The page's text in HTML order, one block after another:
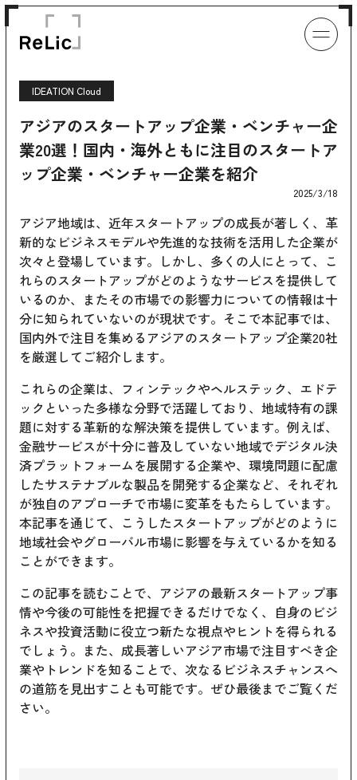
IDEATION Cloud
アジアのスタートアップ企業・ベンチャー企
業20選！国内・海外ともに注目のスタートア
ップ企業・ベンチャー企業を紹介
2025/3/18
アジア地域は、近年スタートアップの成長が著しく、革
新的なビジネスモデルや先進的な技術を活用した企業が
次々と登場しています。しかし、多くの人にとって、こ
れらのスタートアップがどのようなサービスを提供して
いるのか、またその市場での影響力についての情報は十
分に知られていないのが現状です。そこで本記事では、
国内外で注目を集めるアジアのスタートアップ企業20社
を厳選してご紹介します。
これらの企業は、フィンテックやヘルステック、エドテ
ックといった多様な分野で活躍しており、地域特有の課
題に対する革新的な解決策を提供しています。例えば、
金融サービスが十分に普及していない地域でデジタル決
済プラットフォームを展開する企業や、環境問題に配慮
したサステナブルな製品を開発する企業など、それぞれ
が独自のアプローチで市場に変革をもたらしています。
本記事を通じて、こうしたスタートアップがどのように
地域社会やグローバル市場に影響を与えているかを知る
ことができます。
この記事を読むことで、アジアの最新スタートアップ事
情や今後の可能性を把握できるだけでなく、自身のビジ
ネスや投資活動に役立つ新たな視点やヒントを得られる
でしょう。また、成長著しいアジア市場で注目すべき企
業やトレンドを知ることで、次なるビジネスチャンスへ
の道筋を見出すことも可能です。ぜひ最後までご覧くだ
さい。